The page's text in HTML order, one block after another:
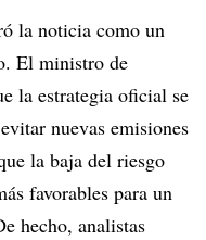
la noticia como un
El ministro de
la estrategia oficial se
nuevas emisiones
la baja del riesgo
favorables para un
hecho, analistas